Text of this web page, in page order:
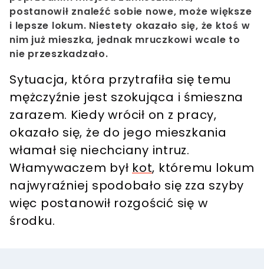
postanowił znaleźć sobie nowe, może większe
i lepsze lokum. Niestety okazało się, że ktoś w
nim już mieszka, jednak mruczkowi wcale to
nie przeszkadzało.
Sytuacja, która przytrafiła się temu
mężczyźnie jest szokująca i śmieszna
zarazem. Kiedy wrócił on z pracy,
okazało się, że do jego mieszkania
włamał się niechciany intruz.
Włamywaczem był kot, któremu lokum
najwyraźniej spodobało się zza szyby
więc postanowił rozgościć się w
środku.